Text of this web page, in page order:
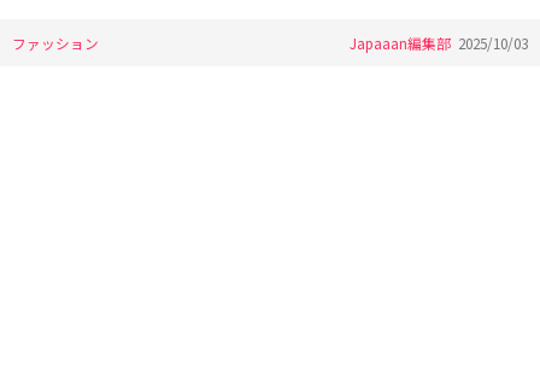
ファッション Japaaan編集部 2025/10/03